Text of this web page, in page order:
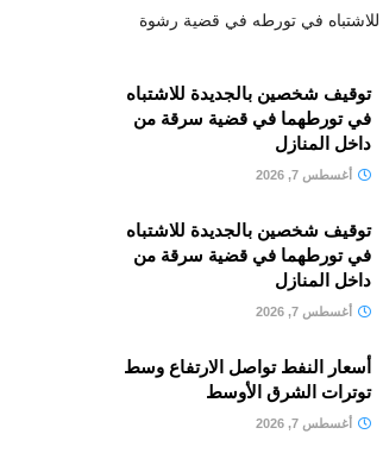
للاشتباه في تورطه في قضية رشوة
توقيف شخصين بالجديدة للاشتباه
في تورطهما في قضية سرقة من
داخل المنازل
أغسطس 7, 2026
توقيف شخصين بالجديدة للاشتباه
في تورطهما في قضية سرقة من
داخل المنازل
أغسطس 7, 2026
أسعار النفط تواصل الارتفاع وسط
توترات الشرق الأوسط
أغسطس 7, 2026